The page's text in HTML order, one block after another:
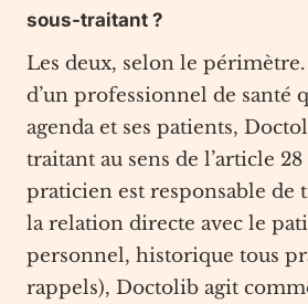
sous-traitant ?
Les deux, selon le
d’un professionnel de santé
agenda et ses patients,
traitant au sens de l’article
praticien est responsable de
la relation directe avec le
personnel, historique tous
rappels), Doctolib agit